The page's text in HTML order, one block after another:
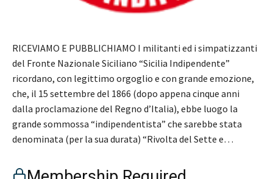
RICEVIAMO E PUBBLICHIAMO I militanti ed i simpatizzanti
del Fronte Nazionale Siciliano “Sicilia Indipendente”
ricordano, con legittimo orgoglio e con grande emozione,
che, il 15 settembre del 1866 (dopo appena cinque anni
dalla proclamazione del Regno d’Italia), ebbe luogo la
grande sommossa “indipendentista” che sarebbe stata
denominata (per la sua durata) “Rivolta del Sette e…